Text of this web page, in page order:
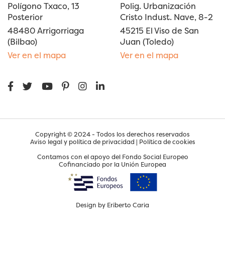
Polígono Txaco, 13
Posterior
48480 Arrigorriaga
(Bilbao)
Ver en el mapa
Polig. Urbanización
Cristo Indust. Nave, 8-2
45215 El Viso de San
Juan (Toledo)
Ver en el mapa
Copyright © 2024 - Todos los derechos reservados
Aviso legal y política de privacidad | Política de cookies
Contamos con el apoyo del Fondo Social Europeo
Cofinanciado por la Unión Europea
Design by Eriberto Caria